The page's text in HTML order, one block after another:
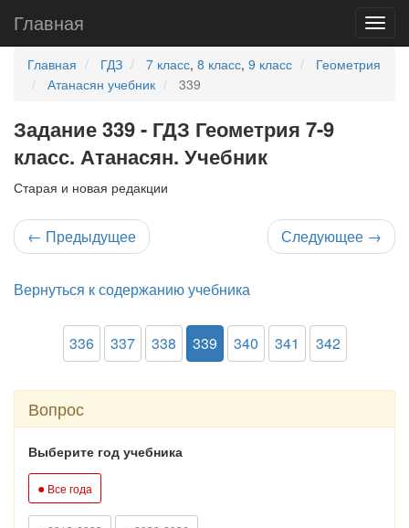
Главная
Главная ГДЗ 7 класс, 8 класс, 9 класс
Геометрия
Атанасян учебник
339
Задание 339 - ГДЗ Геометрия 7-9
класс. Атанасян. Учебник
Старая и новая редакции
← Предыдущее Следующее →
Вернуться к содержанию учебника
336 337 338 339 340 341 342
Вопрос
Выберите год учебника
● Все года